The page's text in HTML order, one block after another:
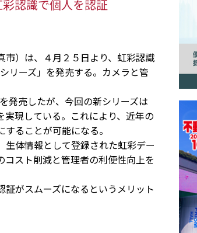
認識で個人を認証
）は、４月２５日より、虹彩認識
リーズ」を発売する。カメラと管
発売したが、今回の新シリーズは
現している。これにより、近年の
ることが可能になる。
体情報として登録された虹彩デー
スト削減と管理者の利便性向上を
がスムーズになるというメリット